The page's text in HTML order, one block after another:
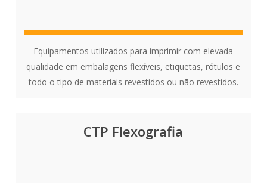
Equipamentos utilizados para imprimir com elevada
qualidade em embalagens flexíveis, etiquetas, rótulos e
todo o tipo de materiais revestidos ou não revestidos.
CTP Flexografia